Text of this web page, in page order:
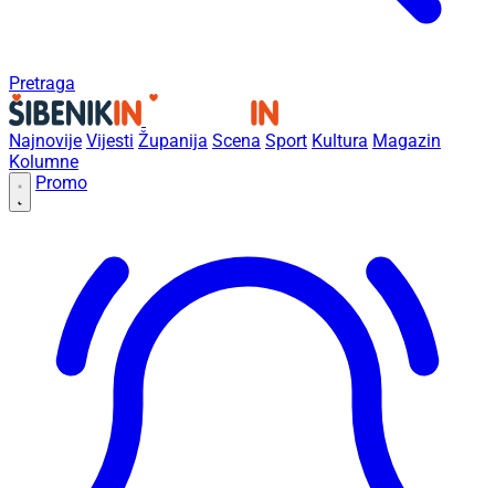
Pretraga
Najnovije Vijesti Županija Scena Sport Kultura Magazin
Kolumne
Promo